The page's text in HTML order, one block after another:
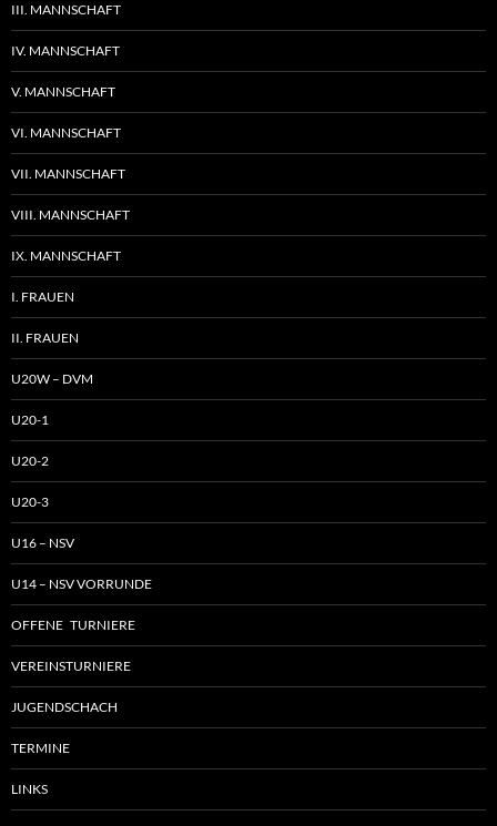
III. MANNSCHAFT
IV. MANNSCHAFT
V. MANNSCHAFT
VI. MANNSCHAFT
VII. MANNSCHAFT
VIII. MANNSCHAFT
IX. MANNSCHAFT
I. FRAUEN
II. FRAUEN
U20W – DVM
U20-1
U20-2
U20-3
U16 – NSV
U14 – NSV VORRUNDE
OFFENE TURNIERE
VEREINSTURNIERE
JUGENDSCHACH
TERMINE
LINKS